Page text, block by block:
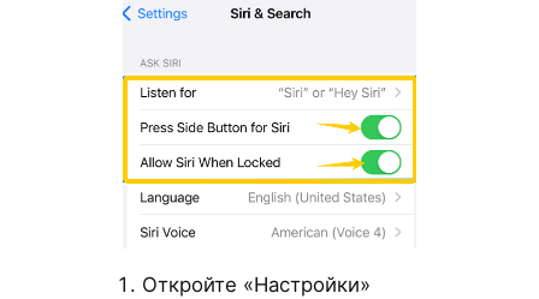
Откройте «Настройки»